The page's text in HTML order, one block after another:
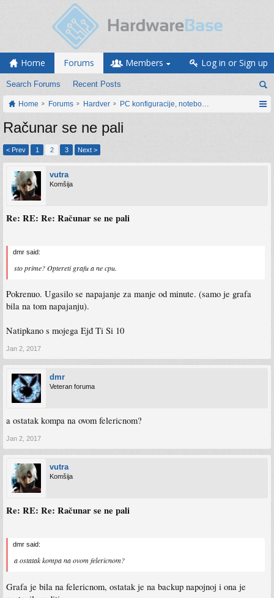
Home Forums
Search Forums Recent Posts
Members Log in or Sign up
Home Forums Hardver PC konfiguracije, notebook računari, servis
Računar se ne pali
< Prev 1 2 3 Next >
vutra
Komšija
Re: RE: Re: Računar se ne pali
dmr said:
sto prime? Optereti grafu a ne cpu.
Pokrenuo. Ugasilo se napajanje za manje od minute. (samo je grafa
bila na tom napajanju).
Natipkano s mojega Ejđ Ti Si 10
Jan 2, 2017
dmr
Veteran foruma
a ostatak kompa na ovom felericnom?
Jan 2, 2017
vutra
Komšija
Re: RE: Re: Računar se ne pali
dmr said:
a ostatak kompa na ovom felericnom?
Grafa je bila na felericnom, ostatak je na backup napojnoj i ona je